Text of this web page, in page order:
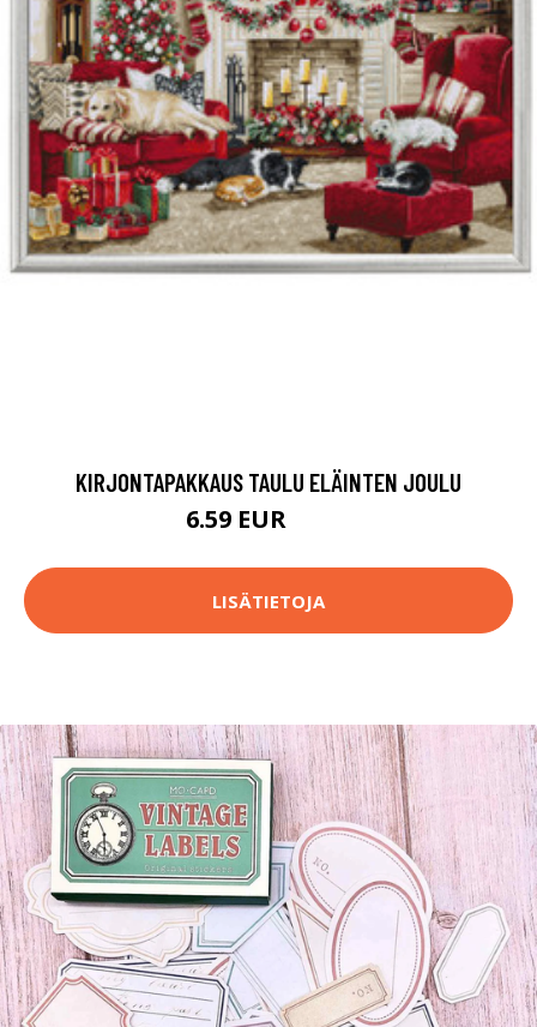
KIRJONTAPAKKAUS TAULU ELÄINTEN JOULU
6.59 EUR
LISÄTIETOJA